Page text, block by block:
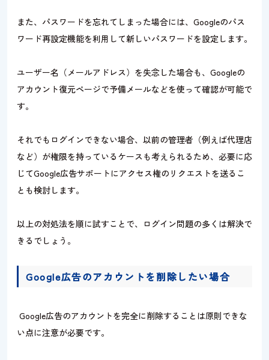
また、パスワードを忘れてしまった場合には、Googleのパス
ワード再設定機能を利用して新しいパスワードを設定します。
ユーザー名（メールアドレス）を失念した場合も、Googleの
アカウント復元ページで予備メールなどを使って確認が可能で
す。
それでもログインできない場合、以前の管理者（例えば代理店
など）が権限を持っているケースも考えられるため、必要に応
じてGoogle広告サポートにアクセス権のリクエストを送るこ
とも検討します。
以上の対処法を順に試すことで、ログイン問題の多くは解決で
きるでしょう。
Google広告のアカウントを削除したい場合
Google広告のアカウントを完全に削除することは原則できな
い点に注意が必要です。